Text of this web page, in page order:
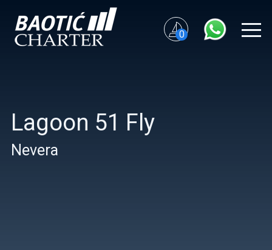
0
Lagoon 51 Fly
Nevera